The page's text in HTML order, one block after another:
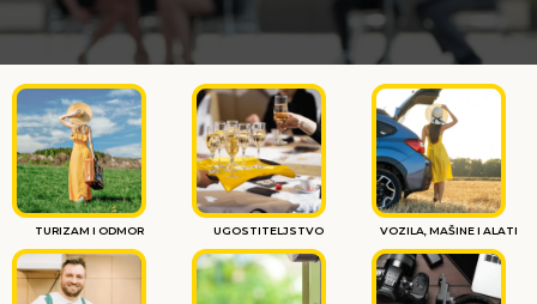
TURIZAM I ODMOR UGOSTITELJSTVO VOZILA, MAŠINE I ALATI